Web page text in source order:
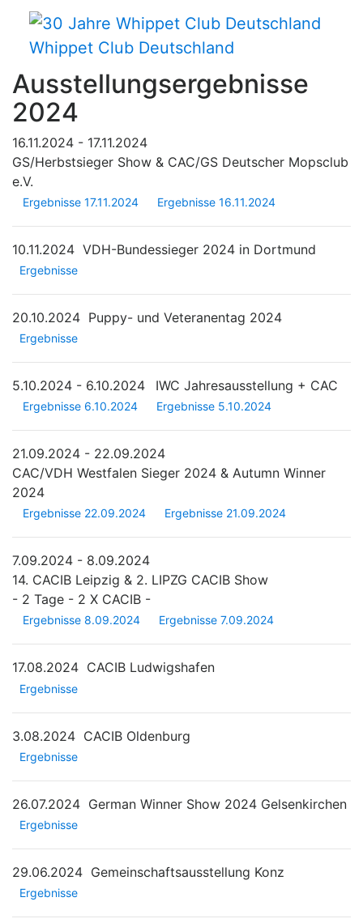
Whippet Club Deutschland
Ausstellungsergebnisse
2024
16.11.2024 - 17.11.2024
GS/Herbstsieger Show & CAC/GS Deutscher Mopsclub
e.V.
Ergebnisse 17.11.2024 Ergebnisse 16.11.2024
10.11.2024 VDH-Bundessieger 2024 in Dortmund
Ergebnisse
20.10.2024 Puppy- und Veteranentag 2024
Ergebnisse
5.10.2024 - 6.10.2024 IWC Jahresausstellung + CAC
Ergebnisse 6.10.2024 Ergebnisse 5.10.2024
21.09.2024 - 22.09.2024
CAC/VDH Westfalen Sieger 2024 & Autumn Winner
2024
Ergebnisse 22.09.2024 Ergebnisse 21.09.2024
7.09.2024 - 8.09.2024
14. CACIB Leipzig & 2. LIPZG CACIB Show
- 2 Tage - 2 X CACIB -
Ergebnisse 8.09.2024 Ergebnisse 7.09.2024
17.08.2024 CACIB Ludwigshafen
Ergebnisse
3.08.2024 CACIB Oldenburg
Ergebnisse
26.07.2024 German Winner Show 2024 Gelsenkirchen
Ergebnisse
29.06.2024 Gemeinschaftsausstellung Konz
Ergebnisse